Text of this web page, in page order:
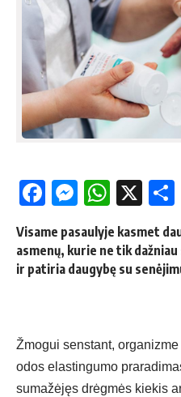
Facebook
X
Visame pasaulyje kasmet
asmenų, kurie ne tik
ir patiria daugybę su
Žmogui senstant,
odos elastingumo
sumažėjęs drėgmės kiekis